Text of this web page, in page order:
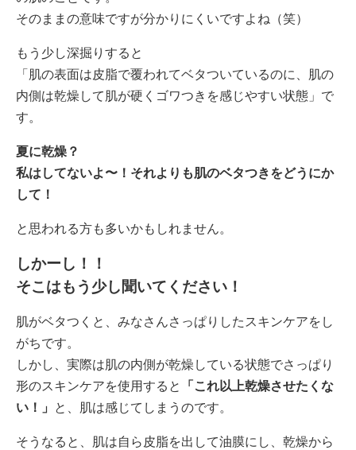
そのままの意味ですが分かりにくいですよね（笑）
もう少し深掘りすると
「肌の表面は皮脂で覆われてベタついているのに、肌の
内側は乾燥して肌が硬くゴワつきを感じやすい状態」で
す。
夏に乾燥？
私はしてないよ〜！それよりも肌のベタつきをどうにか
して！
と思われる方も多いかもしれません。
しかーし！！
そこはもう少し聞いてください！
肌がベタつくと、みなさんさっぱりしたスキンケアをし
がちです。
しかし、実際は肌の内側が乾燥している状態でさっぱり
形のスキンケアを使用すると 「これ以上乾燥させたくな
い！」 と、肌は感じてしまうのです。
そうなると、肌は自ら皮脂を出して油膜にし、乾燥から